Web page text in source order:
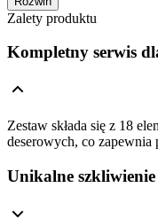
Zalety produktu
Kompletny serwis
Zestaw składa się z 18
deserowych, co zapewnia
Unikalne